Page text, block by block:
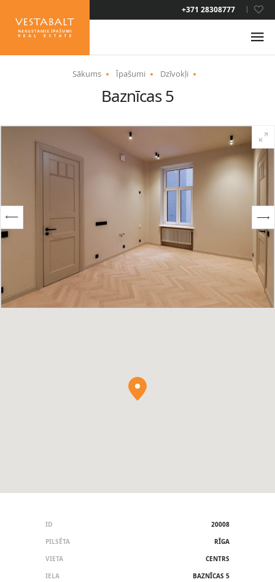
+371 28308777
LAT
ENG
JAUNUMI
UZTURĒŠANĀS ATĻAUJA
KONTAKTI
Sākums Īpašumi Dzīvokļi
Baznīcas 5
ID
20008
PILSĒTA
RĪGA
VIETA
CENTRS
IELA
BAZNĪCAS 5